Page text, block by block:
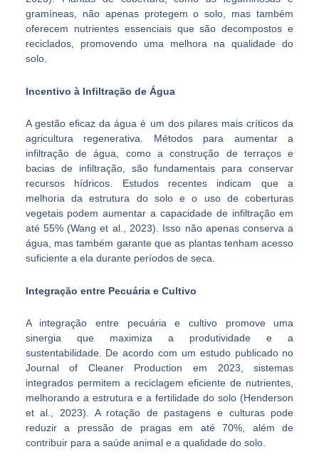
gramíneas, não apenas protegem o solo, mas também
oferecem nutrientes essenciais que são decompostos e
reciclados, promovendo uma melhora na qualidade do
solo.
Incentivo à Infiltração de Água
A gestão eficaz da água é um dos pilares mais críticos da
agricultura regenerativa. Métodos para aumentar a
infiltração de água, como a construção de terraços e
bacias de infiltração, são fundamentais para conservar
recursos hídricos. Estudos recentes indicam que a
melhoria da estrutura do solo e o uso de coberturas
vegetais podem aumentar a capacidade de infiltração em
até 55% (Wang et al., 2023). Isso não apenas conserva a
água, mas também garante que as plantas tenham acesso
suficiente a ela durante períodos de seca.
Integração entre Pecuária e Cultivo
A integração entre pecuária e cultivo promove uma
sinergia que maximiza a produtividade e a
sustentabilidade. De acordo com um estudo publicado no
Journal of Cleaner Production em 2023, sistemas
integrados permitem a reciclagem eficiente de nutrientes,
melhorando a estrutura e a fertilidade do solo (Henderson
et al., 2023). A rotação de pastagens e culturas pode
reduzir a pressão de pragas em até 70%, além de
contribuir para a saúde animal e a qualidade do solo.